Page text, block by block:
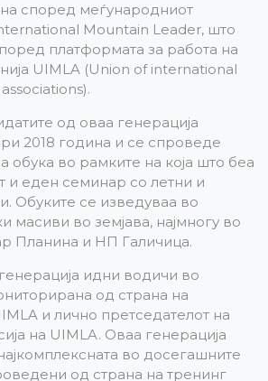
според меѓународниот
Mountain Leader, што
платформата за работа на
UIMLA (Union of international
од оваа генерација
2018 година и се спроведе
обука во рамките на која што беа
и еден семинар со летни и
Обуките се изведуваа во
масиви во земјава, најмногу во
Планина и НП Галичица.
идни водичи во
од страна на
и лично претседателот на
на UIMLA. Оваа генерација
во досегашните
од страна на тренинг